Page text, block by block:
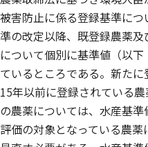
被害防止に係る登録基準に
準の改定以降、既登録農薬
について個別に基準値（以
ているところである。新た
15年以前に登録されている
の農薬については、水産基
評価の対象となっている農